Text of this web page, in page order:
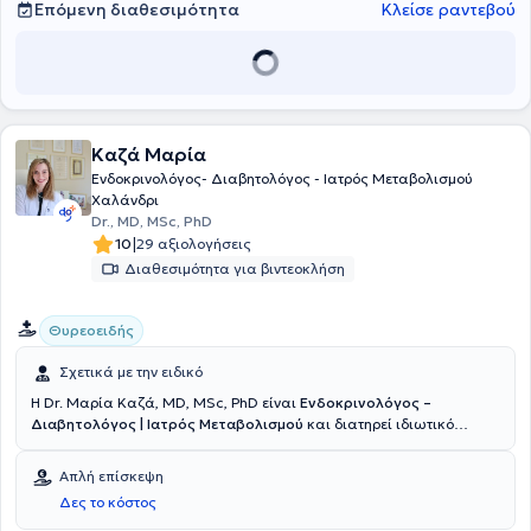
Επόμενη διαθεσιμότητα Κλείσε ραντεβού
Καζά Μαρία
Ενδοκρινολόγος- Διαβητολόγος - Ιατρός Μεταβολισμού
Χαλάνδρι
Dr., MD, MSc, PhD
10|29 αξιολογήσεις
Διαθεσιμότητα για βιντεοκλήση
Θυρεοειδής
Σχετικά με την ειδικό
Η Dr. Μαρία Καζά, MD, MSc, PhD είναι Ενδοκρινολόγος –
Διαβητολόγος | Ιατρός Μεταβολισμού και διατηρεί ιδιωτικό
Φαρμακευτικής του Εθνικού και Καποδιστριακού Πανεπιστημίου
Αθηνών. Είναι αριστούχος Διδάκτωρ της Ιατρικής Σχολής του
Εθνικού και Καποδιστριακού Πανεπιστημίου Αθηνών, με τίτλο
Απλή επίσκεψη
Δες το κόστος